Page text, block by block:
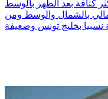
كثافة بعد الظهر بالوسط
بالشمال والوسط ومن